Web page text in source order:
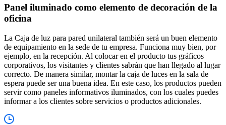
Panel iluminado como elemento de decoración de la
oficina
La Caja de luz para pared unilateral también será un buen elemento
de equipamiento en la sede de tu empresa. Funciona muy bien, por
ejemplo, en la recepción. Al colocar en el producto tus gráficos
corporativos, los visitantes y clientes sabrán que han llegado al lugar
correcto. De manera similar, montar la caja de luces en la sala de
espera puede ser una buena idea. En este caso, los productos pueden
servir como paneles informativos iluminados, con los cuales puedes
informar a los clientes sobre servicios o productos adicionales.